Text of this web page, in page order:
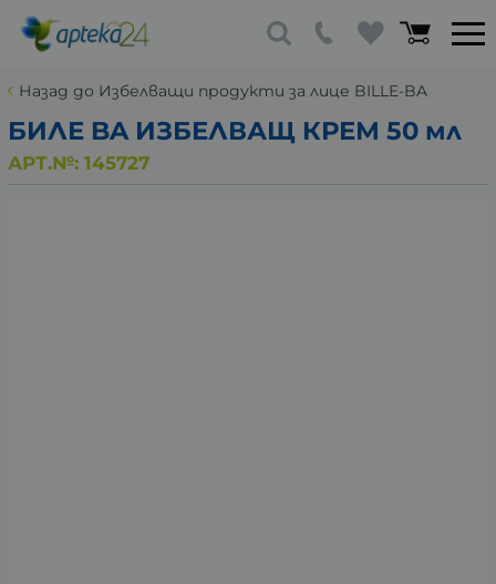
Назад до Избелващи продукти за лице BILLE-BA
БИЛЕ BA ИЗБЕЛВАЩ КРЕМ 50 мл
АРТ.№: 145727